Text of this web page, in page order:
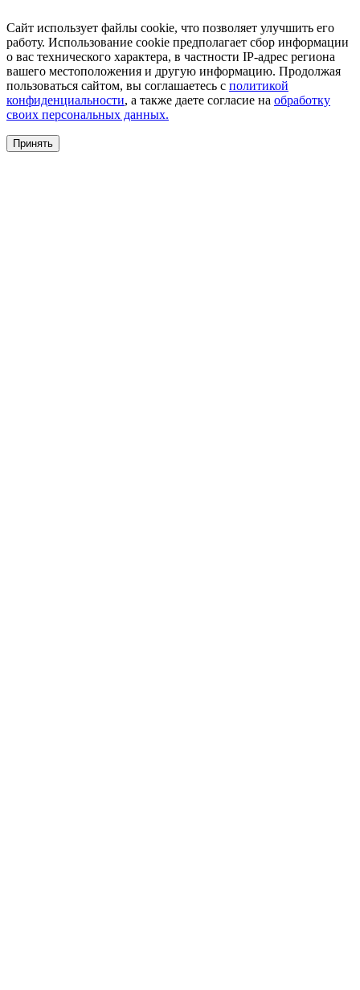
Сайт использует файлы cookie, что позволяет улучшить его
работу. Использование cookie предполагает сбор информации
о вас технического характера, в частности IP-адрес региона
вашего местоположения и другую информацию. Продолжая
пользоваться сайтом, вы соглашаетесь с политикой
конфиденциальности, а также даете согласие на обработку
своих персональных данных.
Принять